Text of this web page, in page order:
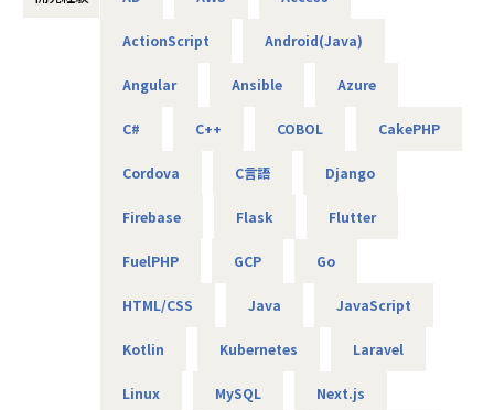
★基本給がベースUPしていく
基本給で勝負している会社です！技術手当等で大きく見せ
ることをしておりません。
昇給は、基本給を上げていくため、賞与や残業代も必然的
スタンバイ期間は、しっかりJ-collegeにて研修を準備。
して放置しない会社です。
（AIエンジニアコース/IT パスポート試験+基本情報技術者試
ActionScript Android(Java)
Angular Ansible Azure
C# C++ COBOL CakePHP
Cordova C言語 Django
Firebase Flask Flutter
FuelPHP GCP Go
HTML/CSS Java JavaScript
Kotlin Kubernetes Laravel
Linux MySQL Next.js